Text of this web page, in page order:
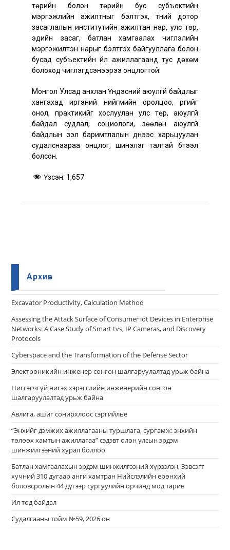
төрийн болон төрийн бус субъектийн
мэргэжлийн ажилтныг бэлтгэх, түүний дотор
засаглалын институтийн ажилтан нар, улс төр,
эдийн засаг, батлан хамгаалах чиглэлийн
мэргэжилтэн нарыг бэлтгэх байгууллага болон
бусад субъектийн үйл ажиллагаанд тус дөхөм
болоход чиглэгдсэнээрээ онцлогтой.
Монгол Улсад анхлан Үндэсний аюулгүй байдлыг
хангахад иргэний нийгмийн оролцоо, үүргийг
онол, практикийг хослуулан улс төр, аюулгүй
байдал судлал, социологи, зөөлөн аюулгүй
байдлын үзэл баримтлалын үүднээс харьцуулан
судалснаараа онцлог, шинэлэг талтай бүтээл
болсон.
Үзсэн: 1,657
Архив
Еxcavator Productivity, Calculation Method
Assessing the Attack Surface of Consumer iot Devices in Enterprise
Networks: A Case Study of Smart tvs, IP Cameras, and Discovery
Protocols
Cyberspace and the Transformation of the Defense Sector
Электроникийн инженер сонгон шалгаруулалтад урьж байна
Нисгэгчгүй нисэх хэрэгслийн инженерийн сонгон
шалгаруулалтад урьж байна
Авлига, ашиг сонирхлоос сэргийлье
“Энхийг дэмжих ажиллагааны туршлага, сургамж: энхийн
төлөөх хамтын ажиллагаа” сэдэвт олон улсын эрдэм
шинжилгээний хурал боллоо
Батлан хамгаалахын эрдэм шинжилгээний хүрээлэн, Зэвсэгт
хүчний 310 дугаар анги хамтран Нийслэлийн ерөнхий
боловсролын 44 дүгээр сургуулийн орчинд мод тарив
Ил тод байдал
Судалгааны тойм №59, 2026 он